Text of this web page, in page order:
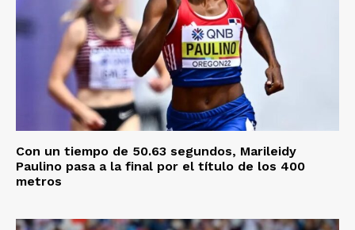
Con un tiempo de 50.63 segundos, Marileidy
Paulino pasa a la final por el título de los 400
metros